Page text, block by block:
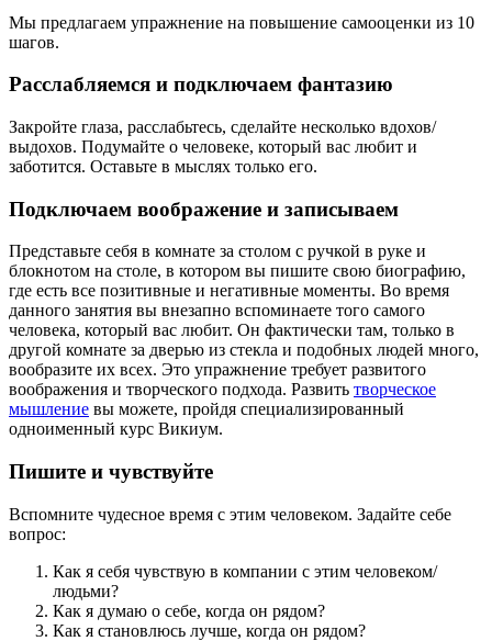
Мы предлагаем упражнение на повышение самооценки из 10
шагов.
Расслабляемся и подключаем фантазию
Закройте глаза, расслабьтесь, сделайте несколько вдохов/
выдохов. Подумайте о человеке, который вас любит и
заботится. Оставьте в мыслях только его.
Подключаем воображение и записываем
Представьте себя в комнате за столом с ручкой в руке и
блокнотом на столе, в котором вы пишите свою биографию,
где есть все позитивные и негативные моменты. Во время
данного занятия вы внезапно вспоминаете того самого
человека, который вас любит. Он фактически там, только в
другой комнате за дверью из стекла и подобных людей много,
вообразите их всех. Это упражнение требует развитого
воображения и творческого подхода. Развить творческое
мышление вы можете, пройдя специализированный
одноименный курс Викиум.
Пишите и чувствуйте
Вспомните чудесное время с этим человеком. Задайте себе
вопрос:
Как я себя чувствую в компании с этим человеком/
людьми?
Как я думаю о себе, когда он рядом?
Как я становлюсь лучше, когда он рядом?